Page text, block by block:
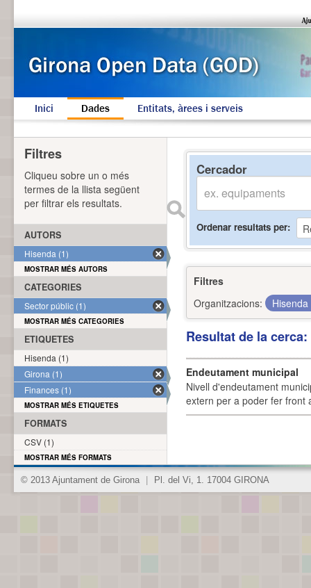
Inici Dades Entitats, àrees i serveis
Cercador
Ordenar resultats per
Filtres
Organitzacions:
Hisenda
Resultat de la
Endeutament municipal
Nivell d'endeutament
extern per a poder fer front
Filtres
Cliqueu sobre un o més
termes de la llista següent
per filtrar els resultats.
AUTORS
Hisenda (1)
MOSTRAR MÉS AUTORS
CATEGORIES
Sector públic (1)
MOSTRAR MÉS CATEGORIES
ETIQUETES
Hisenda (1)
Girona (1)
Finances (1)
MOSTRAR MÉS ETIQUETES
FORMATS
CSV (1)
MOSTRAR MÉS FORMATS
© 2013 Ajuntament de Girona Pl. del Vi, 1. 17004 GIRONA